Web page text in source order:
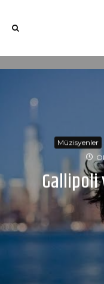
Müzisyenler
Gallipoli